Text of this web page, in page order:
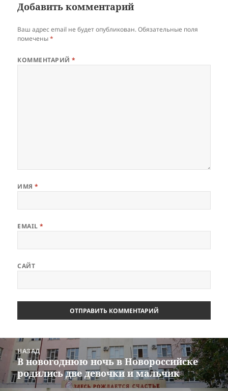
Добавить комментарий
Ваш адрес email не будет опубликован. Обязательные поля
помечены*
КОММЕНТАРИЙ*
ИМЯ*
EMAIL*
САЙТ
Навигация
по
записям
НАЗАД
Предыдущая
запись:
В новогоднюю ночь в Новороссийске
родились две девочки и мальчик